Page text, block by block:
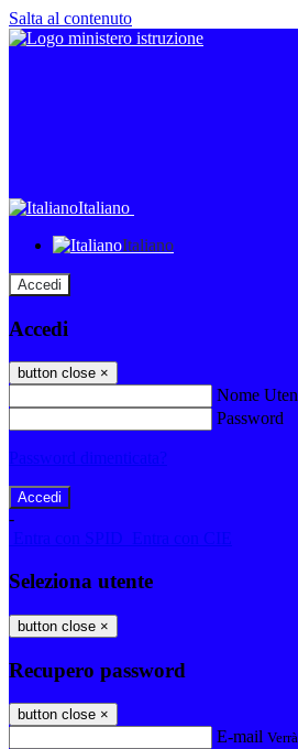
Salta al contenuto
Italiano
Italiano
Accedi
Accedi
button close ×
Nome
Password
Password dimenticata?
-
Entra con SPID
Entra con CIE
Seleziona utente
button close ×
Recupero password
button close ×
E-mail